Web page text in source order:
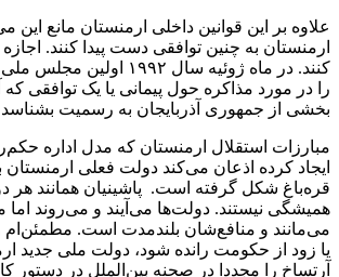
علاوه بر این قوانین داخلی ارمنستان مانع
ارمنستان به چنین توافقی دست پیدا کنند.
کنند. در ماه ژوئیه سال ۱۹۹۲
را در مورد مذاکره حول پیمانی یا یک توافقی که
بخشی از جمهوری آذربایجان به رسمیت
مبارزات استقلال ارمنستان که مدل اداره
ایجاد کرده اذعان می‌کند دولت فعلی ارمنستان
قره‌باغ شکل گرفته است. پاشینیان همانند هر
همیشگی نیستند. دولت‌ها می‌آیند و می‌روند اما
می‌مانند و منافع‌شان بلندمدت است. مطمئن‌ام
یا زود از حکومت رانده شود، دولت ملی جدید
آرتساخ را مجددا در صحنه بین‌الملل در دستور